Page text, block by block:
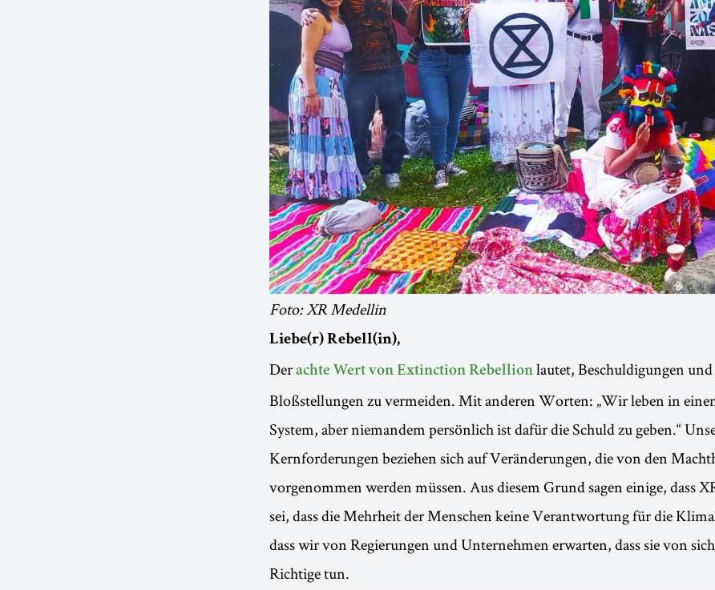
Foto: XR Medellin
Liebe(r) Rebell(in),
Derachte Wert von Extinction Rebellion lautet, Beschuldigungen und
Bloßstellungen zu vermeiden. Mit anderen Worten: „Wir leben in
System, aber niemandem persönlich ist dafür die Schuld zu geben.“
Kernforderungen beziehen sich auf Veränderungen, die von den
vorgenommen werden müssen. Aus diesem Grund sagen einige, dass
sei, dass die Mehrheit der Menschen keine Verantwortung für die
dass wir von Regierungen und Unternehmen erwarten, dass sie von sich
Richtige tun.